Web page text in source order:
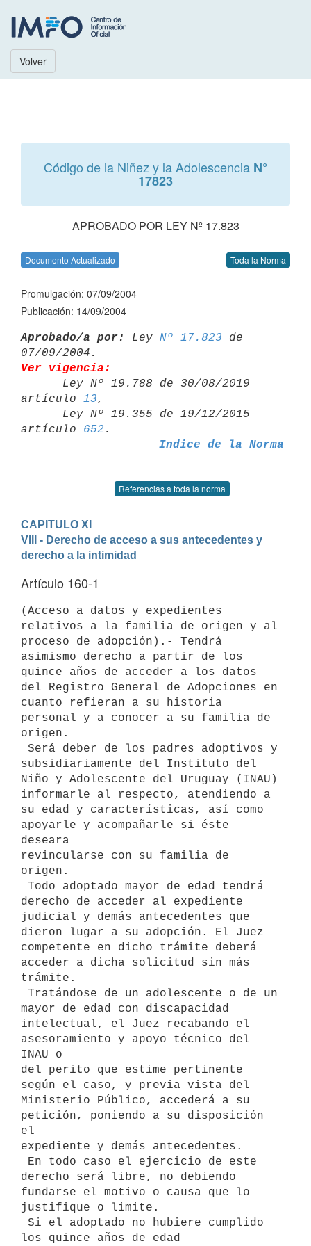
Volver
Código de la Niñez y la Adolescencia N°
17823
APROBADO POR LEY Nº 17.823
Documento Actualizado Toda la Norma
Promulgación: 07/09/2004
Publicación: 14/09/2004
Aprobado/a por: Ley Nº 17.823 de
Ver vigencia:
artículo 13,
artículo 652
Indice de la Norma
Referencias a toda la norma
CAPITULO XI
VIII - Derecho de acceso a sus antecedentes y
derecho a la intimidad
Artículo 160-1
(Acceso a datos y expedientes
relativos a la familia de origen y al
proceso de adopción).- Tendrá
asimismo derecho a partir de los
quince años de acceder a los datos
del Registro General de Adopciones en
cuanto refieran a su historia
personal y a conocer a su familia de
origen.
subsidiariamente del Instituto del
Niño y Adolescente del Uruguay (INAU)
informarle al respecto, atendiendo a
su edad y características, así como
apoyarle y acompañarle si éste
deseara
revincularse con su familia de
origen.
derecho de acceder al expediente
judicial y demás antecedentes que
dieron lugar a su adopción. El Juez
competente en dicho trámite deberá
acceder a dicha solicitud sin más
trámite.
mayor de edad con discapacidad
intelectual, el Juez recabando el
asesoramiento y apoyo técnico del
INAU o
del perito que estime pertinente
según el caso, y previa vista del
Ministerio Público, accederá a su
petición, poniendo a su disposición
el
expediente y demás antecedentes.
derecho será libre, no debiendo
fundarse el motivo o causa que lo
justifique o limite.
los quince años de edad